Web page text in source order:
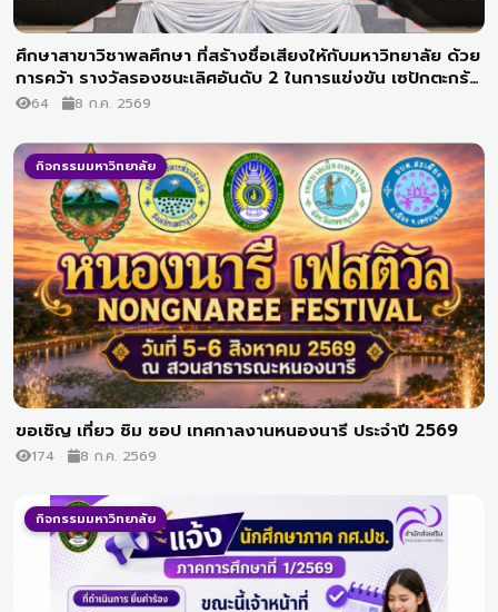
ศึกษาสาขาวิชาพลศึกษา ที่สร้างชื่อเสียงให้กับมหาวิทยาลัย ด้วย
การคว้า รางวัลรองชนะเลิศอันดับ 2 ในการแข่งขัน เซปักตะกร้อ
ชิงถ้วยพระราชทาน ม.ว.ก. ประจำปี 2569
64 8 ก.ค. 2569
กิจกรรมมหาวิทยาลัย
ขอเชิญ เที่ยว ชิม ชอป เทศกาลงานหนองนารี ประจำปี 2569
174 8 ก.ค. 2569
กิจกรรมมหาวิทยาลัย